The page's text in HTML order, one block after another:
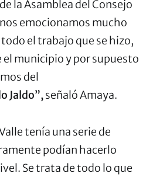
la Asamblea del Consejo
emocionamos mucho
el trabajo que se hizo,
el municipio y por supuesto
del
Jaldo”,señaló Amaya.
tenía una serie de
podían hacerlo
Se trata de todo lo que